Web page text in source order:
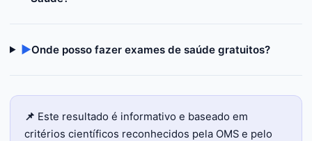
▶Onde posso fazer exames de saúde gratuitos?
📌 Este resultado é informativo e baseado em
critérios científicos reconhecidos pela OMS e pelo